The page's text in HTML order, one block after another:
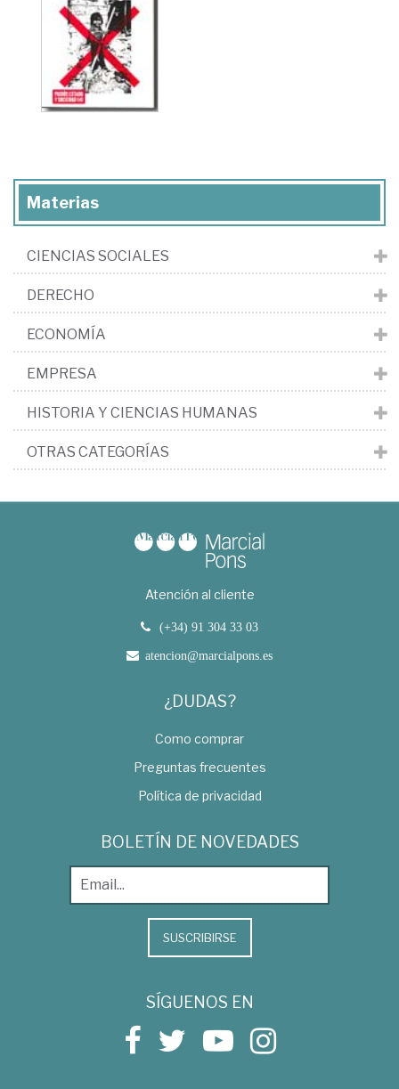
Materias
CIENCIAS SOCIALES
DERECHO
ECONOMÍA
EMPRESA
HISTORIA Y CIENCIAS HUMANAS
OTRAS CATEGORÍAS
Atención al cliente
(+34) 91 304 33 03
atencion@marcialpons.es
¿DUDAS?
Como comprar
Preguntas frecuentes
Política de privacidad
BOLETÍN DE NOVEDADES
SUSCRIBIRSE
SÍGUENOS EN